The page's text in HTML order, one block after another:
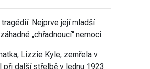
Nejprve její mladší
„chřadnoucí“ nemoci.
Lizzie Kyle, zemřela v
při další střelbě v lednu 1923.